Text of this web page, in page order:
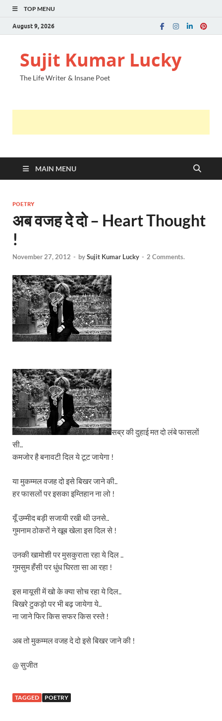
TOP MENU
August 9, 2026
Sujit Kumar Lucky
The Life Writer & Insane Poet
MAIN MENU
POETRY
अब वजह दे दो – Heart Thought
!
November 27, 2012 - bySujit Kumar Lucky - 2 Comments.
सब्र की दुहाई मत दो लंबे फासलों
सी..
कमजोर है बनावटी दिल ये टूट जायेगा !
या मुकम्मल वजह दो इसे बिखर जाने की..
हर फासलों पर इसका इम्तिहान ना लो !
यूँ उम्मीद बड़ी सजायी रखी थी उनसे..
गुमनाम ठोकरों ने खूब खेला इस दिल से !
उनकी खामोशी पर मुसकुराता रहा ये दिल ..
गुमसुम हँसी पर धुंध घिरता सा आ रहा !
इस मायूसी में खो के क्या सोच रहा ये दिल..
बिखरे टुकड़ो पर भी बढ़ जायेगा ये..
ना जाने फिर किस सफर किस रस्ते !
अब तो मुकम्मल वजह दे दो इसे बिखर जाने की !
@ सुजीत
TAGGED POETRY